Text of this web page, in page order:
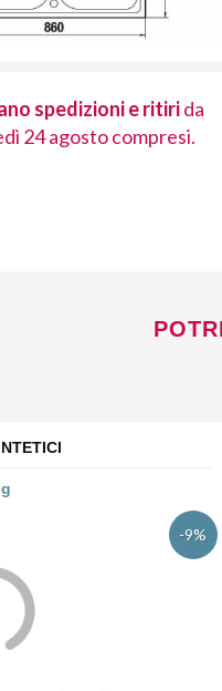
spedizioni e ritirida
24 agosto compresi.
-9%